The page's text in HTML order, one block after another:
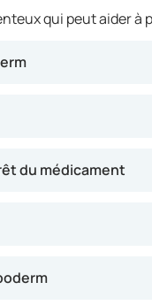
qui peut aider à
du médicament